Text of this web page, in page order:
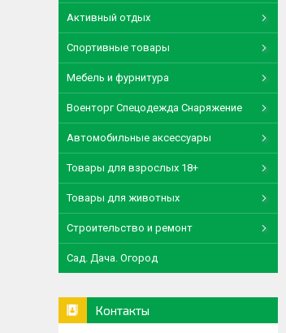
Активный отдых
Спортивные товары
Мебель и фурнитура
Военторг Спецодежда Снаряжение
Автомобильные аксессуары
Товары для взрослых 18+
Товары для животных
Строительство и ремонт
Сад. Дача. Огород
Контакты